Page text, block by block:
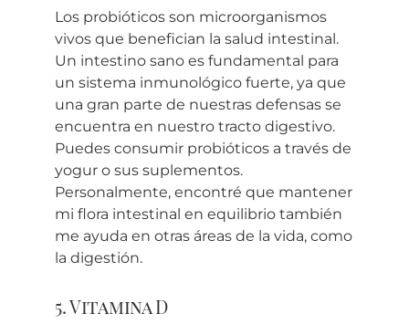
Los probióticos son microorganismos
vivos que benefician la salud intestinal.
Un intestino sano es fundamental para
un sistema inmunológico fuerte, ya que
una gran parte de nuestras defensas se
encuentra en nuestro tracto digestivo.
Puedes consumir probióticos a través de
yogur o sus suplementos.
Personalmente, encontré que mantener
mi flora intestinal en equilibrio también
me ayuda en otras áreas de la vida, como
la digestión.
5. Vitamina D